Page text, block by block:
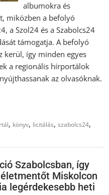
albumokra és
miközben a befolyó
a Szol24 és a Szabolcs24
támogatja. A befolyó
kerül, így minden egyes
a regionális hírportálok
az olvasóknak.
, könyv, licitálás,szabolcs24,
Szabolcsban, így
Miskolcon
legérdekesebb heti